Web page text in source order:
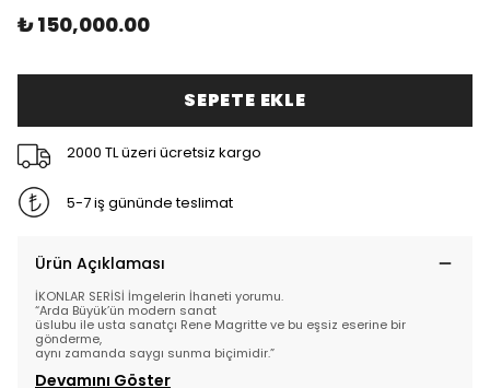
₺ 150,000.00
SEPETE EKLE
2000 TL üzeri ücretsiz kargo
5-7 iş gününde teslimat
Ürün Açıklaması
İKONLAR SERİSİ İmgelerin İhaneti yorumu.
“Arda Büyük’ün modern sanat
üslubu ile usta sanatçı Rene Magritte ve bu eşsiz eserine bir
gönderme,
aynı zamanda saygı sunma biçimidir.”
Devamını Göster